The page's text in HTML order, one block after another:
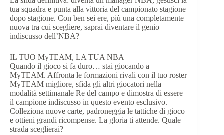
tua squadra e punta alla vittoria del campionato stagione
dopo stagione. Con ben sei ere, più una completamente
nuova tra cui scegliere, saprai diventare il genio
indiscusso dell’NBA?
IL TUO MyTEAM, LA TUA NBA
Quando il gioco si fa duro… stai giocando a
MyTEAM. Affronta le formazioni rivali con il tuo roster
MyTEAM migliore, sfida gli altri giocatori nella
modalità settimanale Re del campo e dimostra di essere
il campione indiscusso in questo evento esclusivo.
Colleziona nuove carte, padroneggia le tattiche di gioco
e ottieni grandi ricompense. La gloria ti attende. Quale
strada sceglierai?